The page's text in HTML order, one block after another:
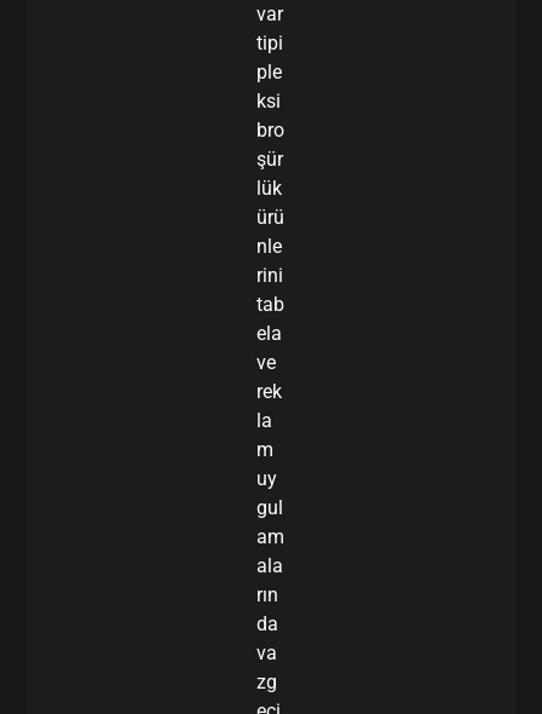
var
tipi
ple
ksi
bro
şür
lük
ürü
nle
rini
tab
ela
ve
rek
la
m
uy
gul
am
ala
rın
da
va
zg